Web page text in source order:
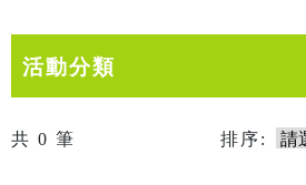
活動分類
共 0 筆 排序: